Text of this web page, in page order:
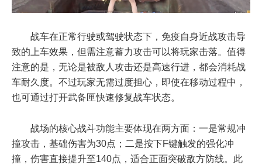
战车在正常行驶或驾驶状态下，免疫自身近战攻击导
致的上车效果，但需注意蓄力攻击可以将玩家击落。值得
注意的是，无论是被敌人攻击还是高速行进，都会消耗战
车耐久度。不过玩家无需过度担心，即使在移动过程中，
也可通过打开武备匣快速修复战车状态。
战场的核心战斗功能主要体现在两方面：一是常规冲
撞攻击，基础伤害为30点；二是按下F键触发的强化冲
撞，伤害直接提升至140点，适合正面突破敌方防线。此